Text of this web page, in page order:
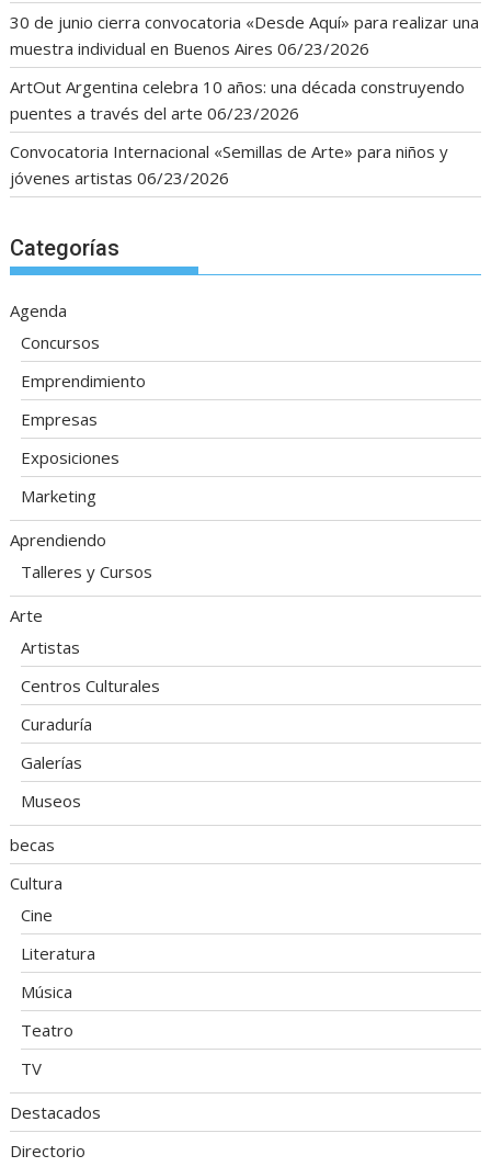
30 de junio cierra convocatoria «Desde Aquí» para realizar una
muestra individual en Buenos Aires 06/23/2026
ArtOut Argentina celebra 10 años: una década construyendo
puentes a través del arte 06/23/2026
Convocatoria Internacional «Semillas de Arte» para niños y
jóvenes artistas 06/23/2026
Categorías
Agenda
Concursos
Emprendimiento
Empresas
Exposiciones
Marketing
Aprendiendo
Talleres y Cursos
Arte
Artistas
Centros Culturales
Curaduría
Galerías
Museos
becas
Cultura
Cine
Literatura
Música
Teatro
TV
Destacados
Directorio